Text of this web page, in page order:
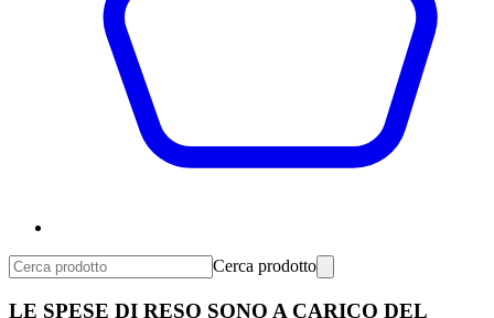
Cerca prodotto
LE SPESE DI RESO SONO A CARICO DEL